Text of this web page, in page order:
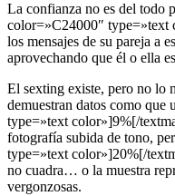
La confianza no es del todo
color=»C24000″
los mensajes de su pareja a
aprovechando que él o ella
El sexting existe, pero no lo
demuestran datos como
type=»text color»]9%[/
fotografía subida de tono,
type=»text color»]20%[/
no cuadra… o la muestra
vergonzosas.